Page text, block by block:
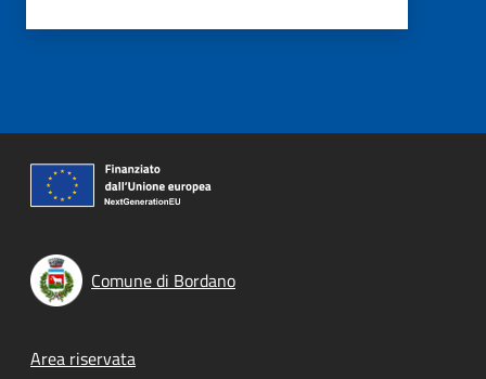
Comune di Bordano
Footer menu
Area riservata